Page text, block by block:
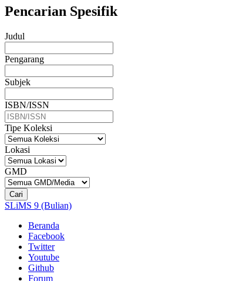
Pencarian Spesifik
Judul
Pengarang
Subjek
ISBN/ISSN
Tipe Koleksi
Lokasi
GMD
Cari
SLiMS 9 (Bulian)
Beranda
Facebook
Twitter
Youtube
Github
Forum